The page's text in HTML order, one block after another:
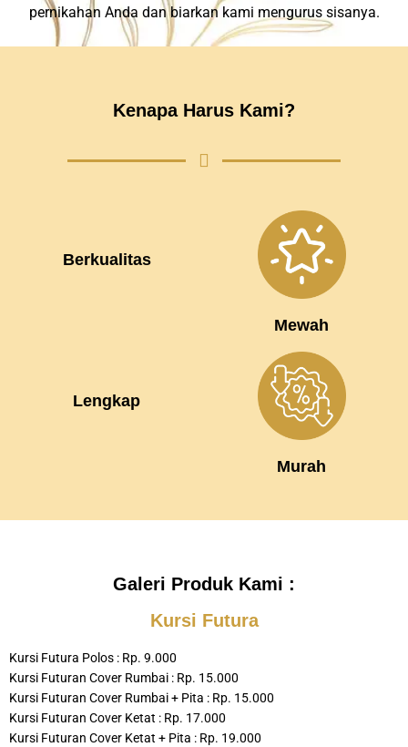
pernikahan Anda dan biarkan kami mengurus sisanya.
Kenapa Harus Kami?
Berkualitas
Mewah
Lengkap
Murah
Galeri Produk Kami :
Kursi Futura
Kursi Futura Polos : Rp. 9.000
Kursi Futuran Cover Rumbai : Rp. 15.000
Kursi Futuran Cover Rumbai + Pita : Rp. 15.000
Kursi Futuran Cover Ketat : Rp. 17.000
Kursi Futuran Cover Ketat + Pita : Rp. 19.000